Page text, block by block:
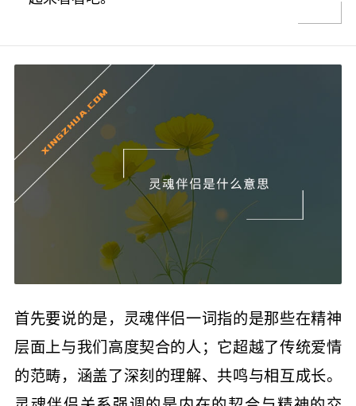
首先要说的是，灵魂伴侣一词指的是那些在精神
层面上与我们高度契合的人；它超越了传统爱情
的范畴，涵盖了深刻的理解、共鸣与相互成长。